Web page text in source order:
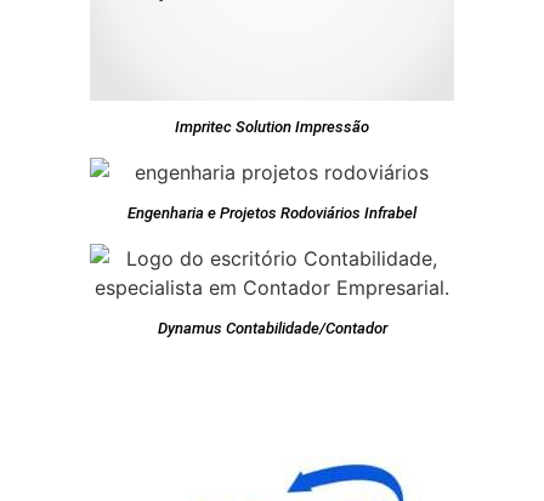
Impritec Solution Impressão
Engenharia e Projetos Rodoviários Infrabel
Dynamus Contabilidade/Contador